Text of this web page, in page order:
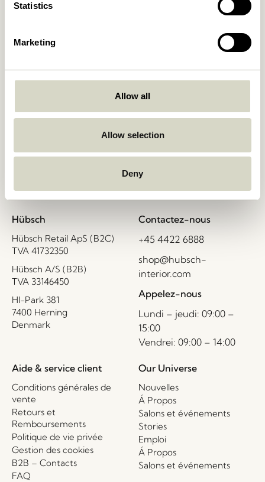
Statistics
Marketing
Allow all
Allow selection
Deny
Livraison gratuite à partir de499 DKK*
Livraison 1-4 jours ouvrables
Retour 30 jours
Hübsch
Hübsch Retail ApS (B2C)
TVA 41732350
Hübsch A/S (B2B)
TVA 33146450
HI-Park 381
7400 Herning
Denmark
Contactez-nous
+45 4422 6888
shop@hubsch-
interior.com
Appelez-nous
Lundi – jeudi: 09:00 –
15:00
Vendrei: 09:00 – 14:00
Aide & service client
Conditions générales de
vente
Retours et
Remboursements
Politique de vie privée
Gestion des cookies
B2B – Contacts
FAQ
Our Universe
Nouvelles
Á Propos
Salons et événements
Stories
Emploi
Á Propos
Salons et événements